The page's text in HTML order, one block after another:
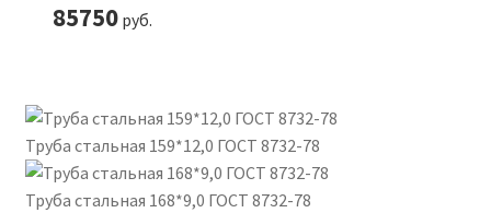
85750руб.
Труба стальная 159*12,0 ГОСТ 8732-78
Труба стальная 168*9,0 ГОСТ 8732-78